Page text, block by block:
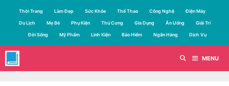
dung
Thời Trang Làm Đẹp Sức Khỏe Thể Thao Công Nghệ Điện Máy
Du Lịch Mẹ Bé Phụ Kiện Thú Cưng Gia Dụng Ăn Uống Giải Trí
Đời Sống Mỹ Phẩm Linh Kiện Bảo Hiểm Ngân Hàng Dịch Vụ
MENU